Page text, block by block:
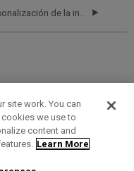
Personalización de la interfaz de usuario de la NDE - Buenas prácticas
Us
site work. You can
we use to
content and
Learn More